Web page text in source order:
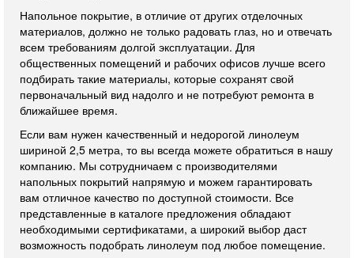
Напольное покрытие, в отличие от других отделочных
материалов, должно не только радовать глаз, но и отвечать
всем требованиям долгой эксплуатации. Для
общественных помещений и рабочих офисов лучше всего
подбирать такие материалы, которые сохранят свой
первоначальный вид надолго и не потребуют ремонта в
ближайшее время.
Если вам нужен качественный и недорогой линолеум
шириной 2,5 метра, то вы всегда можете обратиться в нашу
компанию. Мы сотрудничаем с производителями
напольных покрытий напрямую и можем гарантировать
вам отличное качество по доступной стоимости. Все
представленные в каталоге предложения обладают
необходимыми сертификатами, а широкий выбор даст
возможность подобрать линолеум под любое помещение.